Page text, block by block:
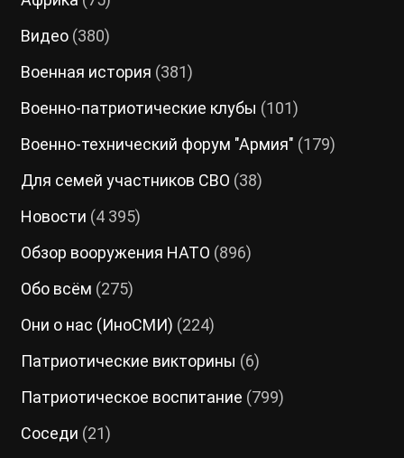
Видео(380)
Военная история (381)
Военно-патриотические клубы (101)
Военно-технический форум "Армия" (179)
Для семей участников СВО (38)
Новости (4 395)
Обзор вооружения НАТО (896)
Обо всём (275)
Они о нас (ИноСМИ) (224)
Патриотические викторины (6)
Патриотическое воспитание (799)
Соседи (21)